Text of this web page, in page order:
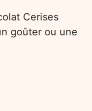
Cerises
goûter ou une